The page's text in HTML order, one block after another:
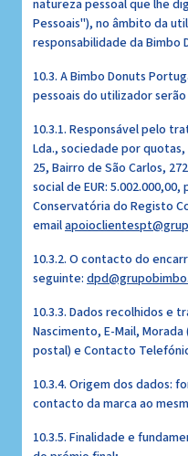
natureza pessoal que lhe
Pessoais"), no âmbito da
responsabilidade da Bimbo
10.3. A Bimbo Donuts
pessoais do utilizador
10.3.1. Responsável pelo
Lda., sociedade por quotas,
25, Bairro de São Carlos,
social de EUR:
Conservatória do Registo
email
10.3.2. O contacto do
seguinte:
10.3.3. Dados recolhidos e
Nascimento, E-Mail,
postal) e Contacto
10.3.4. Origem dos dados:
contacto da marca ao
10.3.5. Finalidade e